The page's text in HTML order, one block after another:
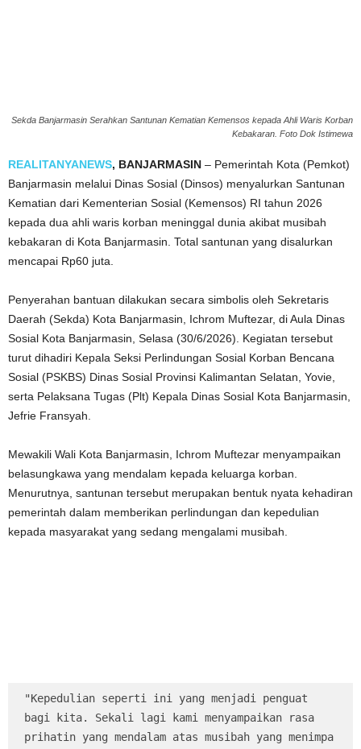
Sekda Banjarmasin Serahkan Santunan Kematian Kemensos kepada Ahli Waris Korban
Kebakaran. Foto Dok Istimewa
REALITANYANEWS, BANJARMASIN – Pemerintah Kota (Pemkot)
Banjarmasin melalui Dinas Sosial (Dinsos) menyalurkan Santunan
Kematian dari Kementerian Sosial (Kemensos) RI tahun 2026
kepada dua ahli waris korban meninggal dunia akibat musibah
kebakaran di Kota Banjarmasin. Total santunan yang disalurkan
mencapai Rp60 juta.
Penyerahan bantuan dilakukan secara simbolis oleh Sekretaris
Daerah (Sekda) Kota Banjarmasin, Ichrom Muftezar, di Aula Dinas
Sosial Kota Banjarmasin, Selasa (30/6/2026). Kegiatan tersebut
turut dihadiri Kepala Seksi Perlindungan Sosial Korban Bencana
Sosial (PSKBS) Dinas Sosial Provinsi Kalimantan Selatan, Yovie,
serta Pelaksana Tugas (Plt) Kepala Dinas Sosial Kota Banjarmasin,
Jefrie Fransyah.
Mewakili Wali Kota Banjarmasin, Ichrom Muftezar menyampaikan
belasungkawa yang mendalam kepada keluarga korban.
Menurutnya, santunan tersebut merupakan bentuk nyata kehadiran
pemerintah dalam memberikan perlindungan dan kepedulian
kepada masyarakat yang sedang mengalami musibah.
"Kepedulian seperti ini yang menjadi penguat
bagi kita. Sekali lagi kami menyampaikan rasa
prihatin yang mendalam atas musibah yang menimpa